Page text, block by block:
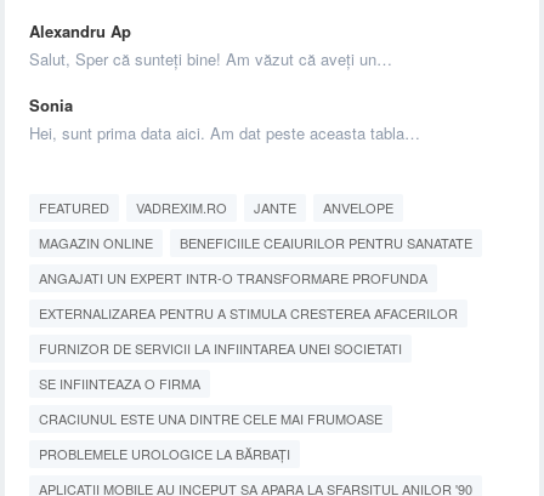
Alexandru Ap
Salut, Sper că sunteți bine! Am văzut că aveți un…
Sonia
Hei, sunt prima data aici. Am dat peste aceasta tabla…
FEATURED VADREXIM.RO JANTE
ANVELOPE
MAGAZIN ONLINE
BENEFICIILE CEAIURILOR PENTRU SANATATE
ANGAJATI UN EXPERT INTR-O TRANSFORMARE PROFUNDA
EXTERNALIZAREA PENTRU A STIMULA CRESTEREA AFACERILOR
FURNIZOR DE SERVICII LA INFIINTAREA UNEI SOCIETATI
SE INFIINTEAZA O FIRMA
CRACIUNUL ESTE UNA DINTRE CELE MAI FRUMOASE
PROBLEMELE UROLOGICE LA BĂRBAȚI
APLICATII MOBILE AU INCEPUT SA APARA LA SFARSITUL ANILOR '90